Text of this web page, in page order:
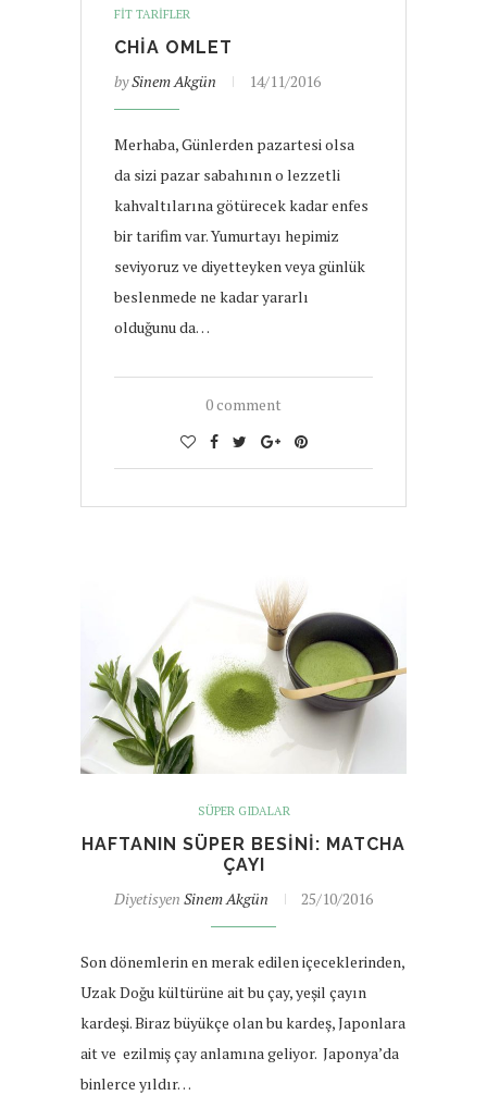
FIT TARIFLER
CHIA OMLET
bySinem Akgün 14/11/2016
Merhaba, Günlerden pazartesi olsa
da sizi pazar sabahının o lezzetli
kahvaltılarına götürecek kadar enfes
bir tarifim var. Yumurtayı hepimiz
seviyoruz ve diyetteyken veya günlük
beslenmede ne kadar yararlı
olduğunu da…
0 comment
SÜPER GIDALAR
HAFTANIN SÜPER BESINI: MATCHA
ÇAYI
Diyetisyen Sinem Akgün 25/10/2016
Son dönemlerin en merak edilen içeceklerinden,
Uzak Doğu kültürüne ait bu çay, yeşil çayın
kardeşi. Biraz büyükçe olan bu kardeş, Japonlara
ait ve ezilmiş çay anlamına geliyor. Japonya’da
binlerce yıldır…